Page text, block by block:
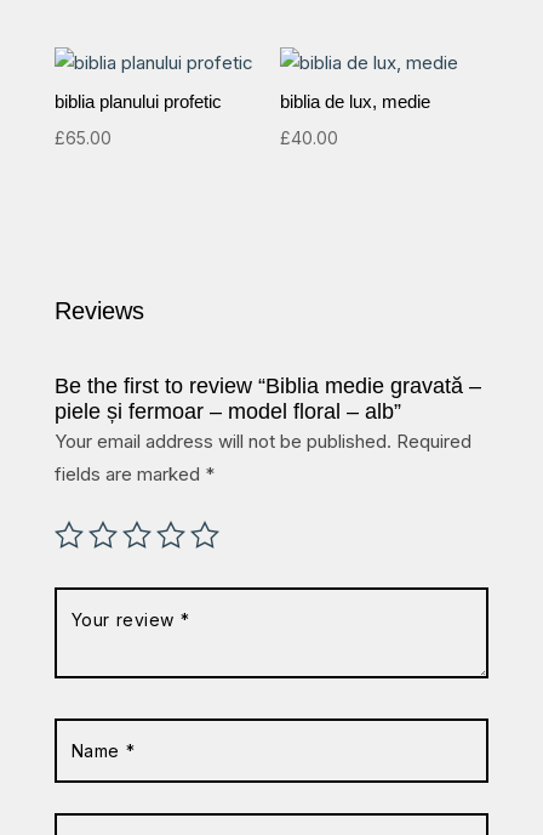
biblia planului profetic
£65.00
biblia de lux, medie
£40.00
Reviews
Be the first to review “Biblia medie gravată –
piele și fermoar – model floral – alb”
Your email address will not be published. Required
fields are marked *